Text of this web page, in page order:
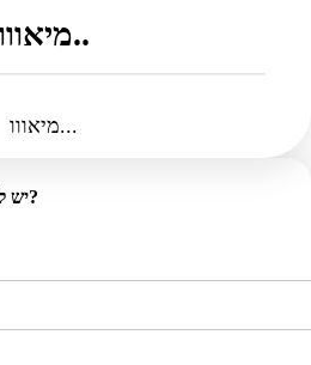
מיאווו..
מיאווו...
יש לכם שאלות? נתקלתם בבאג?